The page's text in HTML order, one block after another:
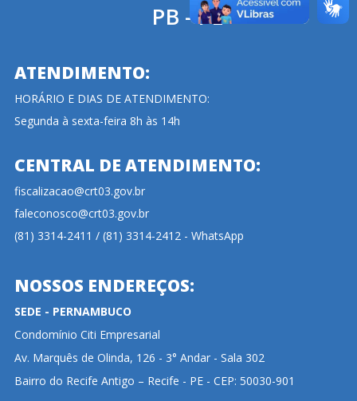
PB - PE
ATENDIMENTO:
HORÁRIO E DIAS DE ATENDIMENTO:
Segunda à sexta-feira 8h às 14h
CENTRAL DE ATENDIMENTO:
fiscalizacao@crt03.gov.br
faleconosco@crt03.gov.br
(81) 3314-2411 / (81) 3314-2412 - WhatsApp
NOSSOS ENDEREÇOS:
SEDE - PERNAMBUCO
Condomínio Citi Empresarial
Av. Marquês de Olinda, 126 - 3° Andar - Sala 302
Bairro do Recife Antigo – Recife - PE - CEP: 50030-901